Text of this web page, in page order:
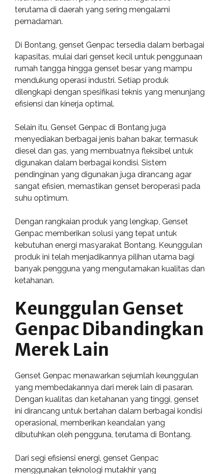
terutama di daerah yang sering mengalami
pemadaman.
Di Bontang, genset Genpac tersedia dalam berbagai
kapasitas, mulai dari genset kecil untuk penggunaan
rumah tangga hingga genset besar yang mampu
mendukung operasi industri. Setiap produk
dilengkapi dengan spesifikasi teknis yang menunjang
efisiensi dan kinerja optimal.
Selain itu, Genset Genpac di Bontang juga
menyediakan berbagai jenis bahan bakar, termasuk
diesel dan gas, yang membuatnya fleksibel untuk
digunakan dalam berbagai kondisi. Sistem
pendinginan yang digunakan juga dirancang agar
sangat efisien, memastikan genset beroperasi pada
suhu optimum.
Dengan rangkaian produk yang lengkap, Genset
Genpac memberikan solusi yang tepat untuk
kebutuhan energi masyarakat Bontang. Keunggulan
produk ini telah menjadikannya pilihan utama bagi
banyak pengguna yang mengutamakan kualitas dan
ketahanan.
Keunggulan Genset
Genpac Dibandingkan
Merek Lain
Genset Genpac menawarkan sejumlah keunggulan
yang membedakannya dari merek lain di pasaran.
Dengan kualitas dan ketahanan yang tinggi, genset
ini dirancang untuk bertahan dalam berbagai kondisi
operasional, memberikan keandalan yang
dibutuhkan oleh pengguna, terutama di Bontang.
Dari segi efisiensi energi, genset Genpac
menggunakan teknologi mutakhir yang